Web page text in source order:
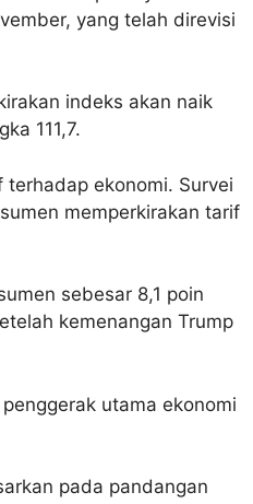
yang telah direvisi
indeks akan naik
111,7.
ekonomi. Survei
memperkirakan tarif
sebesar 8,1 poin
kemenangan Trump
utama ekonomi
pada pandangan